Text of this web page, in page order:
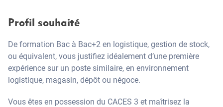
Profil souhaité
De formation Bac à Bac+2 en logistique, gestion de stock,
ou équivalent, vous justifiez idéalement d’une première
expérience sur un poste similaire, en environnement
logistique, magasin, dépôt ou négoce.
Vous êtes en possession du CACES 3 et maîtrisez la